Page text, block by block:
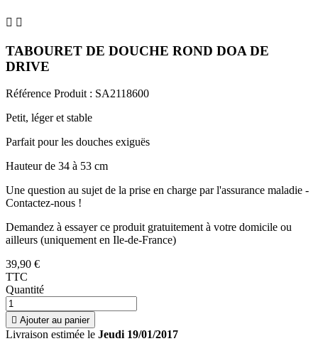
 
TABOURET DE DOUCHE ROND DOA DE
DRIVE
Référence Produit : SA2118600
Petit, léger et stable
Parfait pour les douches exiguës
Hauteur de 34 à 53 cm
Une question au sujet de la prise en charge par l'assurance maladie -
Contactez-nous !
Demandez à essayer ce produit gratuitement à votre domicile ou
ailleurs (uniquement en Ile-de-France)
39,90 €
TTC
Quantité
 Ajouter au panier
Livraison estimée le Jeudi 19/01/2017